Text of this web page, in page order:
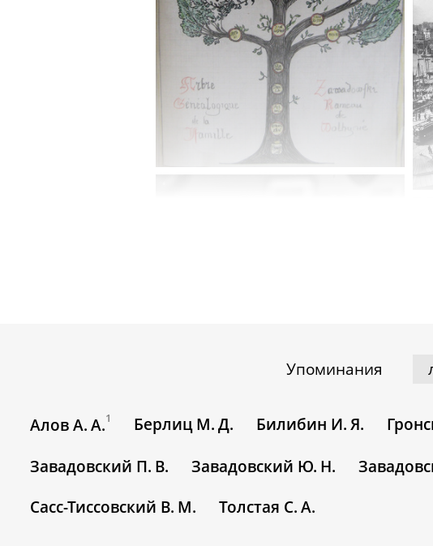
Упоминания
Алов А. А.1 Берлиц М. Д. Билибин И. Я.
Завадовский П. В.
Завадовский Ю. Н.
Сасс-Тиссовский В. М.
Толстая С. А.